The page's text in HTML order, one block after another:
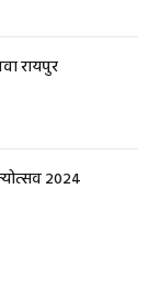
रायपुर
2024